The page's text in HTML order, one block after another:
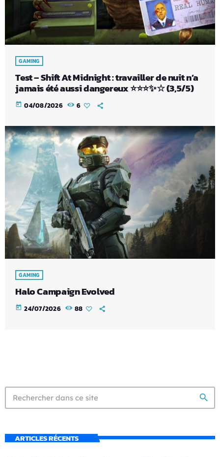
GAMING
Test – Shift At Midnight : travailler de nuit n’a
jamais été aussi dangereux ⭐⭐⭐✨☆ (3,5/5)
today 04/08/2026 6
GAMING
Halo Campaign Evolved
today 24/07/2026 88
search
ARTICLES RÉCENTS